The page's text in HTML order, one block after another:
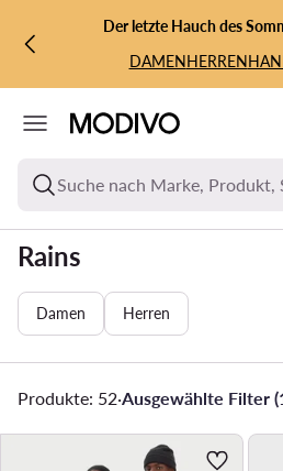
ZUM HAUPTINHALT SPRINGEN
ZUR SUCHEDer letzte Hauch des
DAMENHERREN
Suche nach Marke, Produkt,
Rains
Damen Herren
Produkte: 52·Ausgewählte Filter